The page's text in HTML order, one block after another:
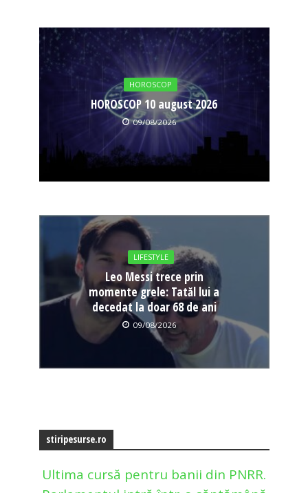
HOROSCOP
HOROSCOP 10 august 2026
09/08/2026
LIFESTYLE
Leo Messi trece prin
momente grele: Tatăl lui a
decedat la doar 68 de ani
09/08/2026
stiripesurse.ro
Ultima cursă pentru banii din PNRR.